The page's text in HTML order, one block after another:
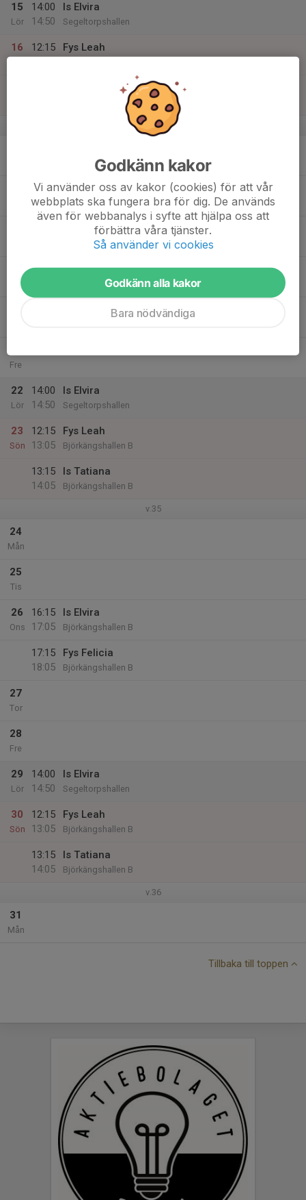
15
Lör
14:00
14:50
Is Elvira
Segeltorpshallen
16
12:15
Fys Leah
Björkängshallen B
v.34
Is Elvira
Björkängshallen B
17:15
Fys Felicia
Björkängshallen B
Fre
22
Lör
14:00
14:50
Is Elvira
Segeltorpshallen
23
Sön
12:15
13:05
Fys Leah
Björkängshallen B
13:15
14:05
Is Tatiana
Björkängshallen B
v.35
24
Mån
25
Tis
26
Ons
16:15
17:05
Is Elvira
Björkängshallen B
17:15
18:05
Fys Felicia
Björkängshallen B
27
Tor
28
Fre
29
Lör
14:00
14:50
Is Elvira
Segeltorpshallen
30
Sön
12:15
13:05
Fys Leah
Björkängshallen B
13:15
14:05
Is Tatiana
Björkängshallen B
v.36
31
Mån
Tillbaka till toppen
Godkänn kakor
Vi använder oss av kakor (cookies) för att vår
webbplats ska fungera bra för dig. De används
även för webbanalys i syfte att hjälpa oss att
förbättra våra tjänster.
Så använder vi cookies
Godkänn alla kakor
Bara nödvändiga